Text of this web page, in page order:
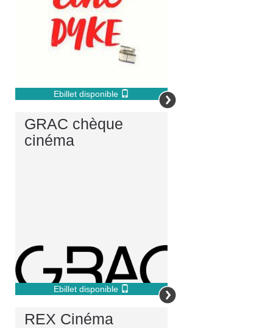
Ebillet disponible
Ebillet disponible
GRAC chèque
cinéma
REX Cinéma